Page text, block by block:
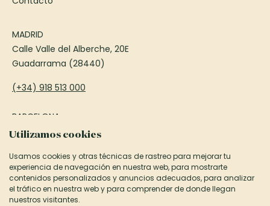
Utilizamos cookies
Usamos cookies y otras técnicas de rastreo para mejorar tu
experiencia de navegación en nuestra web, para mostrarte
contenidos personalizados y anuncios adecuados, para analizar
el tráfico en nuestra web y para comprender de donde llegan
nuestros visitantes.
MADRID
Calle Valle del Alberche, 20E
Guadarrama (28440)
(+34) 918 513 000
BARCELONA
Passeig Francesc Macià, 75
(+34) 935 906 850
informacion@canexel.es